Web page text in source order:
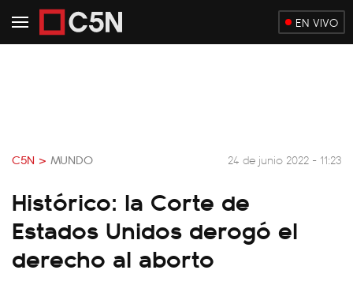
EN VIVO
C5N > MUNDO 24 de junio 2022 - 11:23
Histórico: la Corte de
Estados Unidos derogó el
derecho al aborto